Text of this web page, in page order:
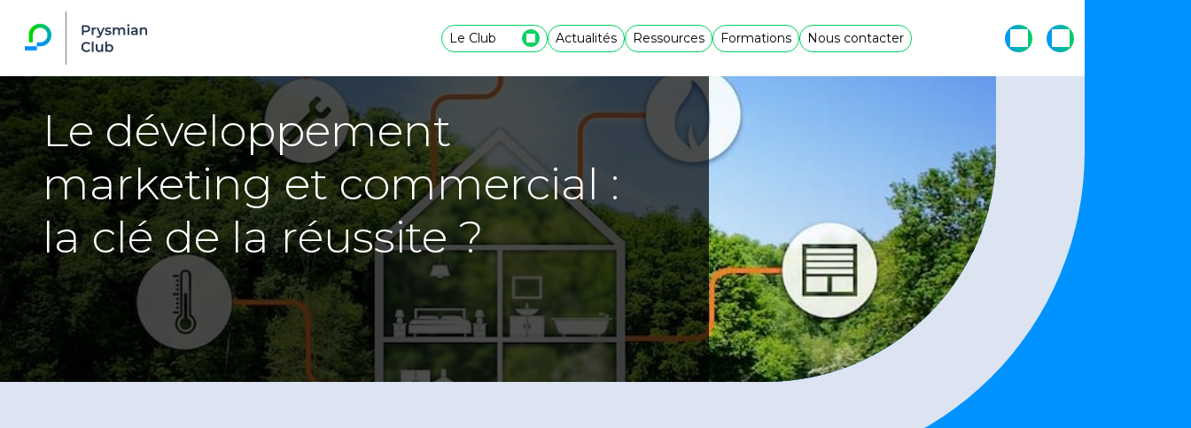
Le Club Actualités Ressources Formations Nous contacter
Le développement
marketing et commercial :
la clé de la réussite ?